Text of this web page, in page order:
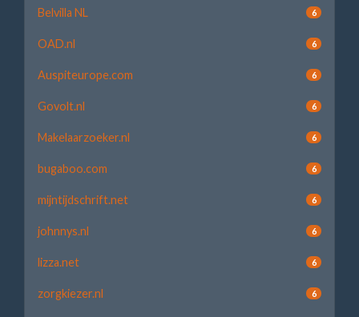
Belvilla NL 6
OAD.nl 6
Auspiteurope.com 6
Govolt.nl 6
Makelaarzoeker.nl 6
bugaboo.com 6
mijntijdschrift.net 6
johnnys.nl 6
lizza.net 6
zorgkiezer.nl 6